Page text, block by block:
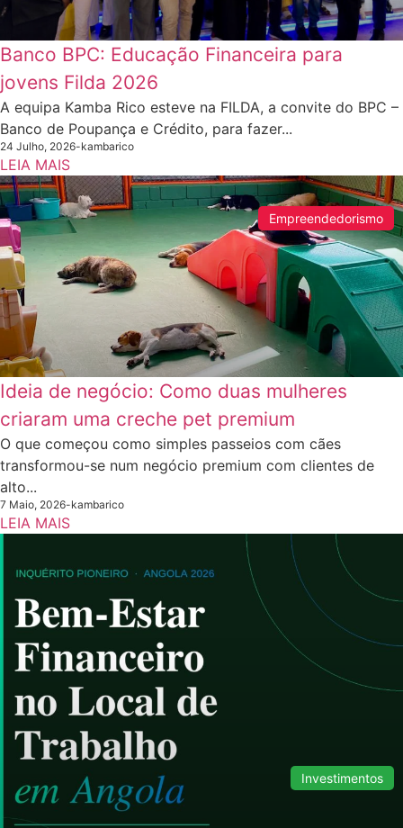
Banco BPC: Educação Financeira para
jovens Filda 2026
A equipa Kamba Rico esteve na FILDA, a convite do BPC –
Banco de Poupança e Crédito, para fazer...
24 Julho, 2026-kambarico
LEIA MAIS
Empreendedorismo
Ideia de negócio: Como duas mulheres
criaram uma creche pet premium
O que começou como simples passeios com cães
transformou-se num negócio premium com clientes de
alto...
7 Maio, 2026-kambarico
LEIA MAIS
Investimentos